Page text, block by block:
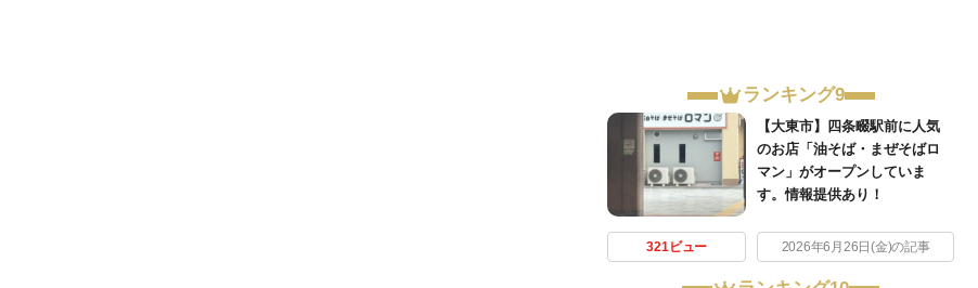
ランキング9
【大東市】四条畷駅前に人気
のお店「油そば・まぜそばロ
マン」がオープンしていま
す。情報提供あり！
321ビュー 2026年6月26日(金)の記事